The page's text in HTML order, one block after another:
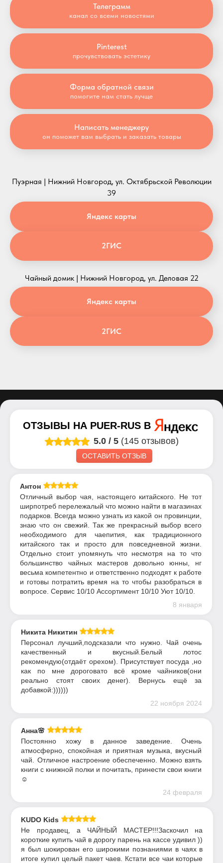
Телеграмм
канал со всеми новостями
Pinterest
прочувствовать эстетику
Форма обратной связи
помогите нам стать лучще
Написать менеджеру
он поможет вам выбрать и заказать товары
Пуэрная | Нижний Новгород, ул. Октябрьской Революции
39
Яндекс карты
2ГИС
Чайный домик | Нижний Новгород, ул. Деловая 22
Яндекс карты
2ГИС
ОТЗЫВЫ НА PUER-RUSВ
5.0 / 5 (145 отзывов)
ОСТАВИТЬ ОТЗЫВ
Антон
Отличный выбор чая, настоящего китайского. Не тот
ширпотреб перележалый что можно найти в магазинах
подарков. Всегда можно узнать из какой он провинции,
знаю что он свежий. Так же прекрасный выбор всего
необходимого для чаепития, как традиционного
китайского так и просто для повседневной жизни.
Отдельно стоит упомянуть что несмотря на то что
большинство чайных мастеров довольно юнны, нг
весьма компетентно и ответственно подходят к работе
и готовы потратить время на то чтобы разобраться в
вопросе. Сервис 10/10 Ассортимент 10/10 Уют 10/10.
8 января
Никита Никитин
Персонал лучший,подсказали что нужно. Чай очень
качественный и вкусный.Белый лотос
рекомендую(отдаёт орехом). Присутствует посуда ,но
как по мне дороговато всё кроме чайников(они
реально стоят своих денег). Вернусь ещё за
добавкой:))))))
22 ноября 2024
Анна🌸
Постоянно хожу в данное заведение. Очень
атмосферно, спокойная и приятная музыка, вкусный
чай. Отличное настроение обеспеченно. Можно взять
книги с книжной полки и почитать, принести свои книги
☺️
24 февраля
KUDO Kids
Не продавец, а ЧАЙНЫЙ МАСТЕР!!!Заскочил на
короткие купить чай в дорогу парень на кассе удивил ))
я был шокирован его широкими познаниями в чаях в
итоге купил целый пакет чаев. Кстати все чаи которые